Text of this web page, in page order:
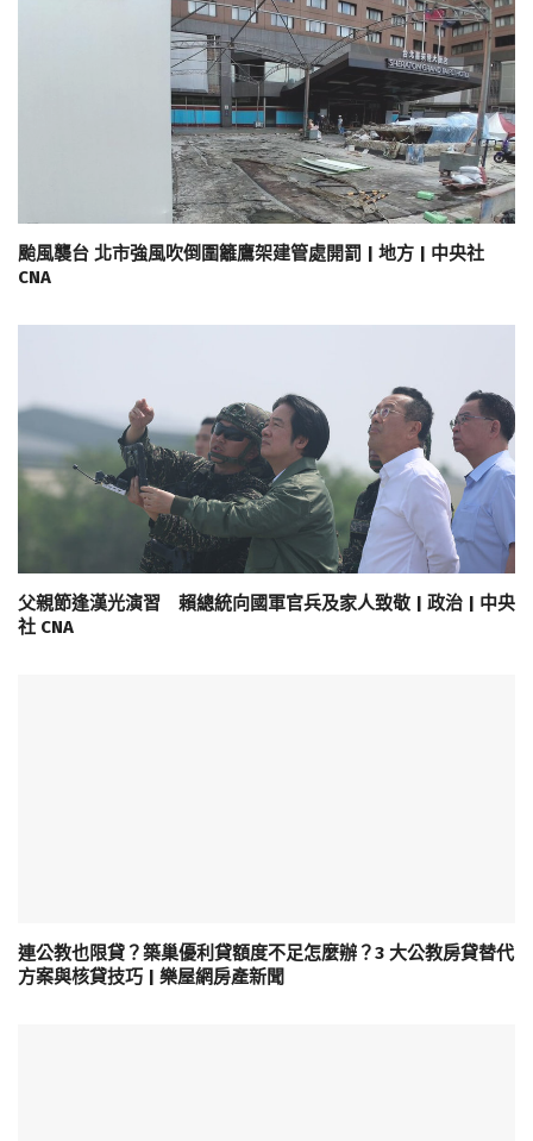
颱風襲台 北市強風吹倒圍籬鷹架建管處開罰 | 地方 | 中央社
CNA
父親節逢漢光演習 賴總統向國軍官兵及家人致敬 | 政治 | 中央
社 CNA
連公教也限貸？築巢優利貸額度不足怎麼辦？3 大公教房貸替代
方案與核貸技巧 | 樂屋網房產新聞